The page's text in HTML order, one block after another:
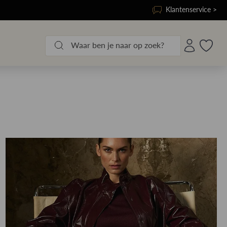
Klantenservice >